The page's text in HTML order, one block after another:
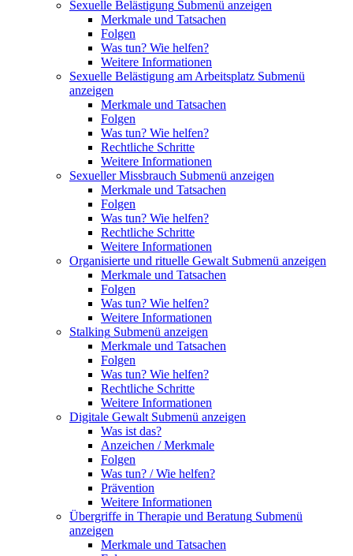
Sexuelle Belästigung Submenü anzeigen
Merkmale und Tatsachen
Folgen
Was tun? Wie helfen?
Weitere Informationen
Sexuelle Belästigung am Arbeitsplatz Submenü
anzeigen
Merkmale und Tatsachen
Folgen
Was tun? Wie helfen?
Rechtliche Schritte
Weitere Informationen
Sexueller Missbrauch Submenü anzeigen
Merkmale und Tatsachen
Folgen
Was tun? Wie helfen?
Rechtliche Schritte
Weitere Informationen
Organisierte und rituelle Gewalt Submenü anzeigen
Merkmale und Tatsachen
Folgen
Was tun? Wie helfen?
Weitere Informationen
Stalking Submenü anzeigen
Merkmale und Tatsachen
Folgen
Was tun? Wie helfen?
Rechtliche Schritte
Weitere Informationen
Digitale Gewalt Submenü anzeigen
Was ist das?
Anzeichen / Merkmale
Folgen
Was tun? / Wie helfen?
Prävention
Weitere Informationen
Übergriffe in Therapie und Beratung Submenü
anzeigen
Merkmale und Tatsachen